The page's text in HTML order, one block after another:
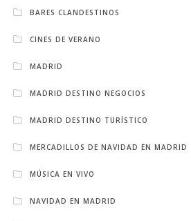
BARES CLANDESTINOS
CINES DE VERANO
MADRID
MADRID DESTINO NEGOCIOS
MADRID DESTINO TURÍSTICO
MERCADILLOS DE NAVIDAD EN MADRID
MÚSICA EN VIVO
NAVIDAD EN MADRID